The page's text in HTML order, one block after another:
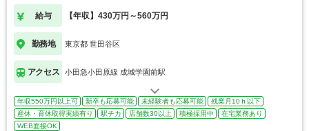
給与 【年収】430万円～560万円
勤務地 東京都 世田谷区
アクセス 小田急小田原線 成城学園前駅
年収550万円以上可 新卒も応募可能 未経験者も応募可能
残業月10ｈ以下
産休・育休取得実績有り
駅チカ 店舗数30以上 積極採用中
在宅業務あり
WEB面接OK